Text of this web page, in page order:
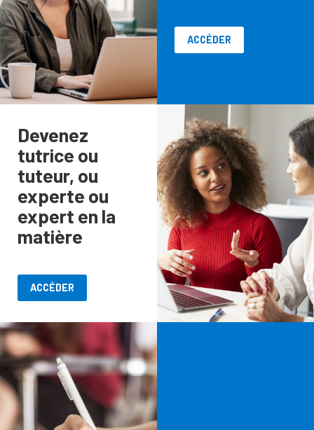
ACCÉDER
Devenez
tutrice ou
tuteur, ou
experte ou
expert en la
matière
ACCÉDER